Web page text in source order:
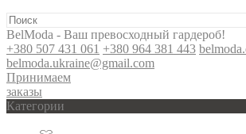
BelModa - Ваш превосходный гардероб!
+380 507 431 061 +380 964 381 443
belmoda.ukraine@gmail.com
Принимаем
заказы
Категории